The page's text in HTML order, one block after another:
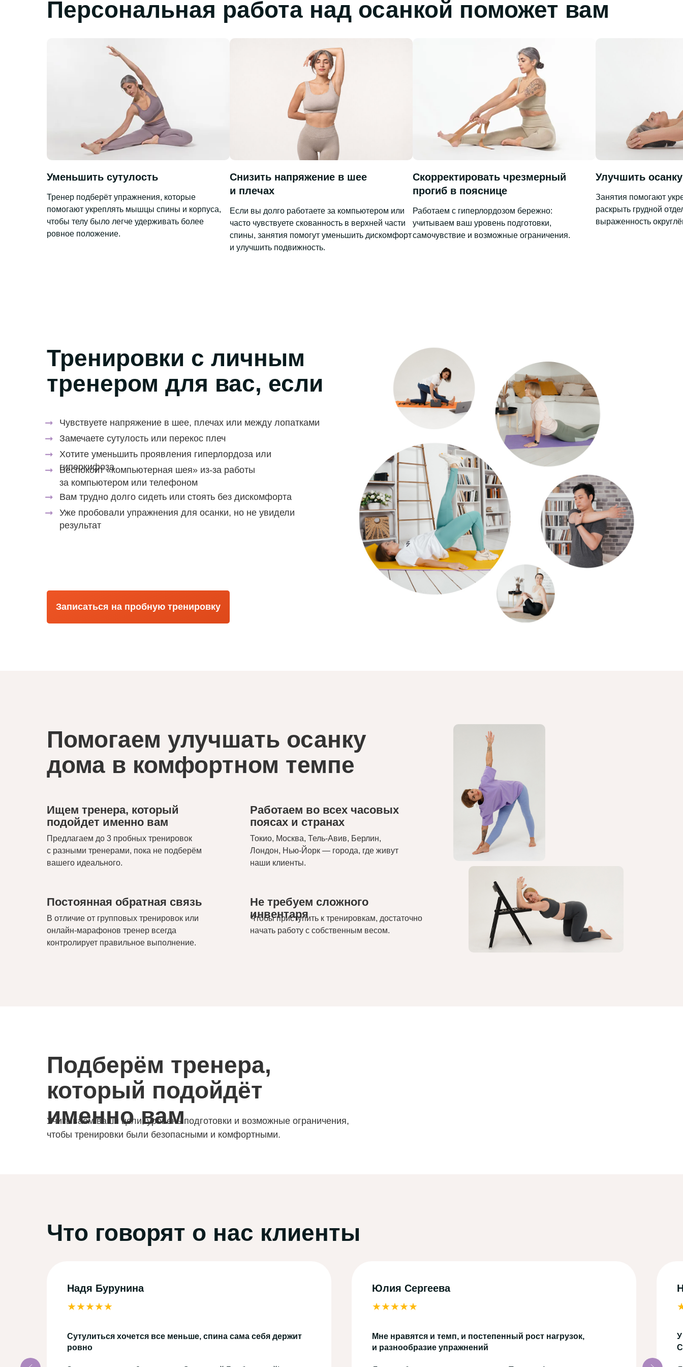
Персональная работа над осанкой поможет вам
Уменьшить сутулость
Тренер подберёт упражнения, которые
помогают укреплять мышцы спины и корпуса,
чтобы телу было легче удерживать более
ровное положение.
Снизить напряжение в шее
и плечах
Если вы долго работаете за компьютером или
часто чувствуете скованность в верхней части
спины, занятия помогут уменьшить дискомфорт
и улучшить подвижность.
Скорректировать чрезмерный
прогиб в пояснице
Работаем с гиперлордозом бережно:
учитываем ваш уровень подготовки,
самочувствие и возможные ограничения.
Улучшить
Занятия помогают
раскрыть грудной
выраженность
Тренировки с личным
тренером для вас, если
Чувствуете напряжение в шее, плечах или между лопатками
➞
Замечаете сутулость или перекос плеч
➞
Хотите уменьшить проявления гиперлордоза или
гиперкифоза
➞
Беспокоит «компьютерная шея» из-за работы
за компьютером или телефоном
➞
Вам трудно долго сидеть или стоять без дискомфорта
➞
Уже пробовали упражнения для осанки, но не увидели
результат
➞
Записаться на пробную тренировку
Помогаем улучшать осанку
дома в комфортном темпе
Ищем тренера, который
подойдет именно вам
Предлагаем до 3 пробных тренировок
с разными тренерами, пока не подберём
вашего идеального.
Постоянная обратная связь
В отличие от групповых тренировок или
онлайн-марафонов тренер всегда
контролирует правильное выполнение.
Работаем во всех часовых
поясах и странах
Токио, Москва, Тель-Авив, Берлин,
Лондон, Нью-Йорк — города, где живут
наши клиенты.
Не требуем сложного
инвентаря
Чтобы приступить к тренировкам, достаточно
начать работу с собственным весом.
Подберём тренера,
который подойдёт
именно вам
Учитываем ваши цели, уровень подготовки и возможные ограничения,
чтобы тренировки были безопасными и комфортными.
Что говорят о нас клиенты
Надя Бурунина
★★★★★
Сутулиться хочется все меньше, спина сама себя держит
ровно
Юлия Сергеева
★★★★★
Мне нравятся и темп, и постепенный рост нагрузок,
и разнообразие упражнений